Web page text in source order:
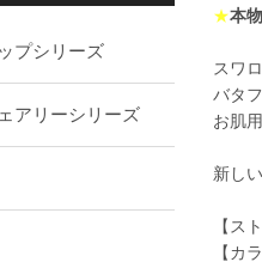
★本
スワ
バタ
お肌
新し
【ス
【カ
プシリーズ
アリーシリーズ